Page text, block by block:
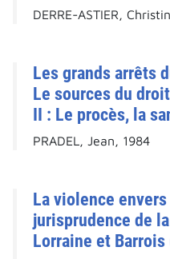
DERRE-ASTIER,
Les grands arrêts
Le sources du
II : Le procès, la
PRADEL, Jean, 1984
La violence
jurisprudence de
Lorraine et